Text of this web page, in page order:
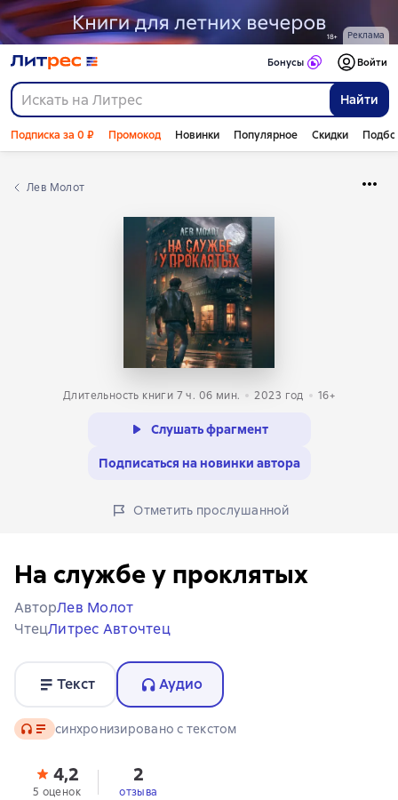
Реклама
Найти
Бонусы Войти
Подписка за 0 ₽ Промокод Новинки Популярное Скидки
Лев Молот
Длительность книги 7 ч. 06 мин. 2023 год 16+
Слушать фрагмент
Подписаться на новинки автора
Отметить прослушанной
На службе у проклятых
АвторЛев Молот
ЧтецЛитрес Авточтец
Текст Аудио
Аудио синхронизировано с текстом
4,2
5 оценок
2
отзыва